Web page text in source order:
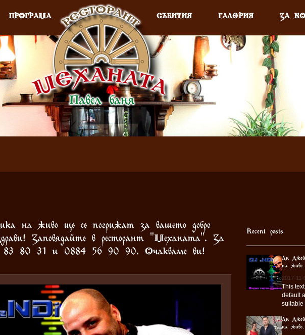
ПРОГРАМА СЪБИТИЯ ГАЛЕРИЯ ЗА
на живо ще се погрижат за вашето добро
Заповядайте в ресторант "Механата". За
83 80 31 и 0884 56 90 90. Очакваме ви!
Recent posts
Ди
на
2017-11-
This
default
Ди
на